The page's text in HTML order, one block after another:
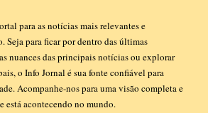
para as notícias mais relevantes e
Seja para ficar por dentro das últimas
nuances das principais notícias ou explorar
o Info Jornal é sua fonte confiável para
Acompanhe-nos para uma visão completa e
está acontecendo no mundo.